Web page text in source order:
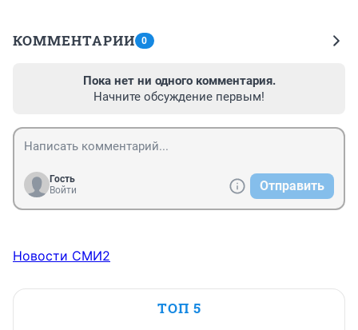
КОММЕНТАРИИ 0
Пока нет ни одного комментария.
Начните обсуждение первым!
Гость
Войти
Отправить
Новости СМИ2
ТОП 5